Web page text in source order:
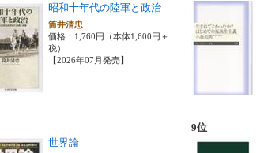
昭和十年代の陸軍と政治
筒井清忠
価格：1,760円（本体1,600円＋
税）
【2026年07月発売】
世界論
9位